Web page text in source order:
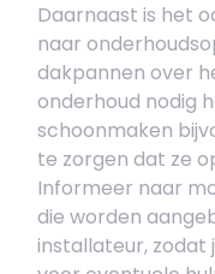
Daarnaast is het
naar
dakpannen over
onderhoud nodig
schoonmaken
te zorgen dat ze
Informeer naar
die worden
installateur,